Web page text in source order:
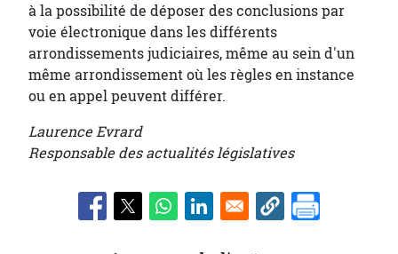
à la possibilité de déposer des conclusions par
voie électronique dans les différents
arrondissements judiciaires, même au sein d'un
même arrondissement où les règles en instance
ou en appel peuvent différer.
Laurence Evrard
Responsable des actualités législatives